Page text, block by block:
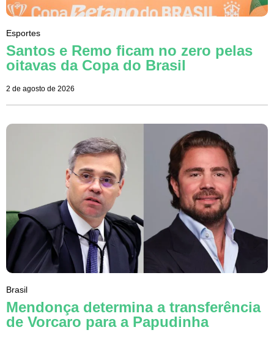
Esportes
Santos e Remo ficam no zero pelas
oitavas da Copa do Brasil
2 de agosto de 2026
Brasil
Mendonça determina a transferência
de Vorcaro para a Papudinha